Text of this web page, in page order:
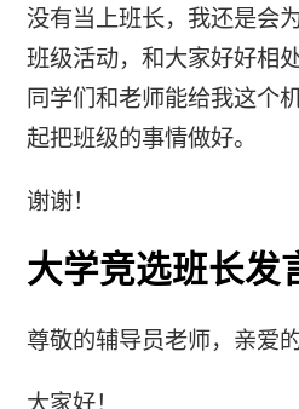
没有当上班长，我还是会
班级活动，和大家好好相
同学们和老师能给我这个
起把班级的事情做好。
谢谢！
大学竞选班长发
尊敬的辅导员老师，亲爱的
大家好！